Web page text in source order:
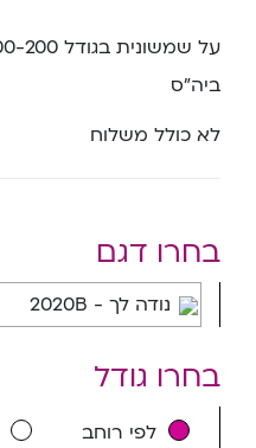
ביה”ס
לא כולל משלוח
בחרו דגם
נודה לך - 2020B
בחרו גודל
לפי רוחב